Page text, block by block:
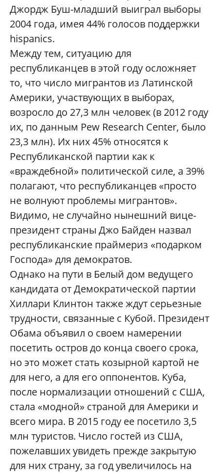
Джордж Буш-младший выиграл выборы
2004 года, имея 44% голосов поддержки
hispanics.
Между тем, ситуацию для
республиканцев в этой году осложняет
то, что число мигрантов из Латинской
Америки, участвующих в выборах,
возросло до 27,3 млн человек (в 2012 году
их, по данным Pew Research Center, было
23,3 млн). Их них 45% относятся к
Республиканской партии как к
«враждебной» политической силе, а 39%
полагают, что республиканцев «просто
не волнуют проблемы мигрантов».
Видимо, не случайно нынешний вице-
президент страны Джо Байден назвал
республиканские праймериз «подарком
Господа» для демократов.
Однако на пути в Белый дом ведущего
кандидата от Демократической партии
Хиллари Клинтон также ждут серьезные
трудности, связанные с Кубой. Президент
Обама объявил о своем намерении
посетить остров до конца своего срока,
но это может стать козырной картой не
для него, а для его оппонентов. Куба,
после нормализации отношений с США,
стала «модной» страной для Америки и
всего мира. В 2015 году ее посетило 3,5
млн туристов. Число гостей из США,
пожелавших увидеть прежде закрытую
для них страну, за год увеличилось на